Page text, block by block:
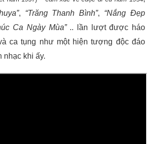
, “Trăng Thanh Bình”, “Nắng Đẹp
Ca Ngày Mùa”.. lần lượt được háo
ca tụng như một hiện tượng độc đáo
nhạc khi ấy.